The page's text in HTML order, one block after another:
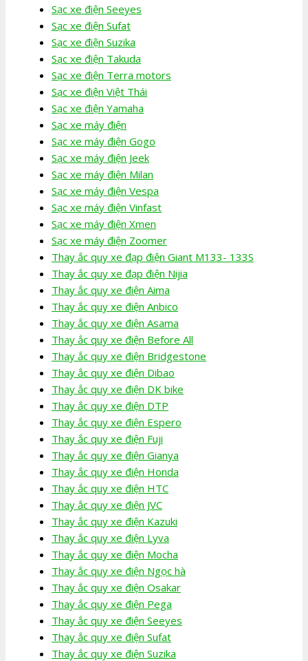
Sạc xe điện Seeyes
Sạc xe điện Sufat
Sạc xe điện Suzika
Sạc xe điện Takuda
Sạc xe điện Terra motors
Sạc xe điện Việt Thái
Sạc xe điện Yamaha
Sạc xe máy điện
Sạc xe máy điện Gogo
Sạc xe máy điện Jeek
Sạc xe máy điện Milan
Sạc xe máy điện Vespa
Sạc xe máy điện Vinfast
Sạc xe máy điện Xmen
Sạc xe máy điện Zoomer
Thay ắc quy xe đạp điện Giant M133- 133S
Thay ắc quy xe đạp điện Nijia
Thay ắc quy xe điện Aima
Thay ắc quy xe điện Anbico
Thay ắc quy xe điện Asama
Thay ắc quy xe điện Before All
Thay ắc quy xe điện Bridgestone
Thay ắc quy xe điện Dibao
Thay ắc quy xe điện DK bike
Thay ắc quy xe điện DTP
Thay ắc quy xe điện Espero
Thay ắc quy xe điện Fuji
Thay ắc quy xe điện Gianya
Thay ắc quy xe điện Honda
Thay ắc quy xe điện HTC
Thay ắc quy xe điện JVC
Thay ắc quy xe điện Kazuki
Thay ắc quy xe điện Lyva
Thay ắc quy xe điện Mocha
Thay ắc quy xe điện Ngọc hà
Thay ắc quy xe điện Osakar
Thay ắc quy xe điện Pega
Thay ắc quy xe điện Seeyes
Thay ắc quy xe điện Sufat
Thay ắc quy xe điện Suzika